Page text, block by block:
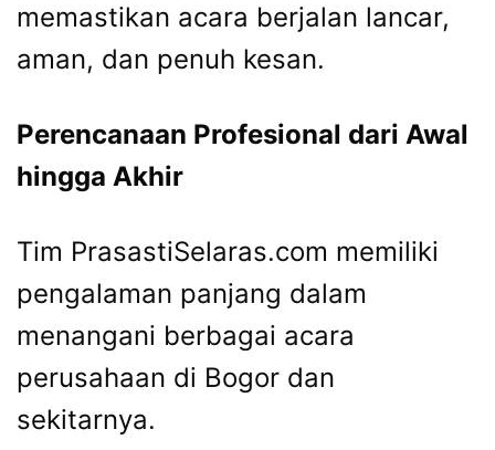
memastikan acara berjalan lancar,
aman, dan penuh kesan.
Perencanaan Profesional dari Awal
hingga Akhir
Tim PrasastiSelaras.com memiliki
pengalaman panjang dalam
menangani berbagai acara
perusahaan di Bogor dan
sekitarnya.